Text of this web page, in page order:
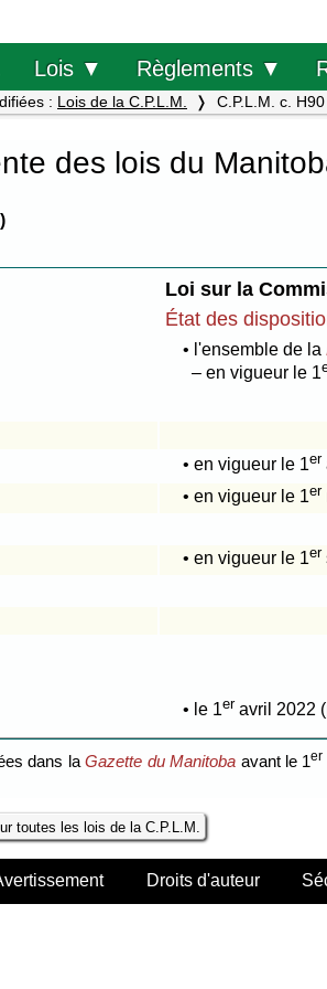
Lois ▼ Règlements ▼
: Lois de la C.P.L.M. C.P.L.M. c.
des lois du
Loi sur la
État des
• l'ensemble de la
– en vigueur le 1
• en vigueur le 1er
• en vigueur le 1er
• en vigueur le 1er
• le 1er avril 2022
dans laGazette du Manitoba avant le 1er
toutes les lois de la C.P.L.M.
Droits d'auteur